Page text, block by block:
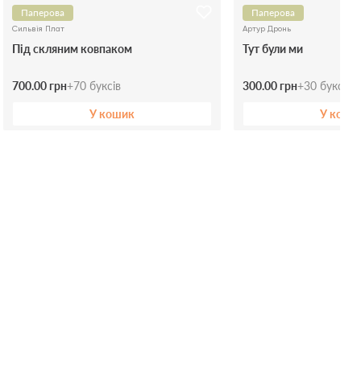
Паперова
Сильвія Плат
Під скляним ковпаком
700.00 грн+70 буксів
У кошик
Паперова
Артур Дронь
Тут були ми
300.00 грн+30 буксів
У